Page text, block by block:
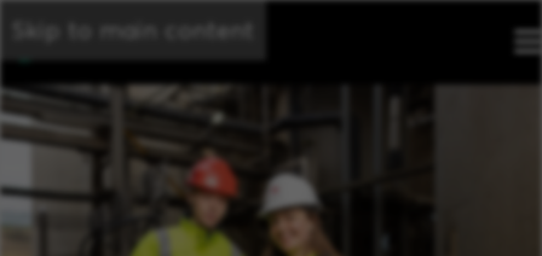
Skip to main content